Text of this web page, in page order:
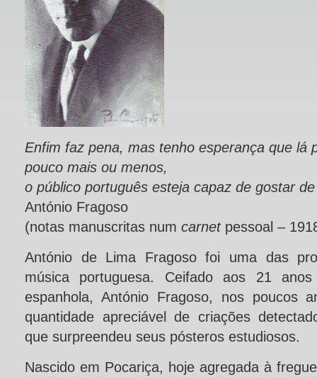
Enfim faz pena, mas tenho esperança que lá
pouco mais ou menos,
o público português esteja capaz de gostar
António Fragoso
(notas manuscritas num carnetpessoal –
António de Lima Fragoso foi uma das
música portuguesa. Ceifado aos 21
espanhola, António Fragoso, nos poucos
quantidade apreciável de criações
que surpreendeu seus pósteros estudiosos.
Nascido em Pocariça, hoje agregada à